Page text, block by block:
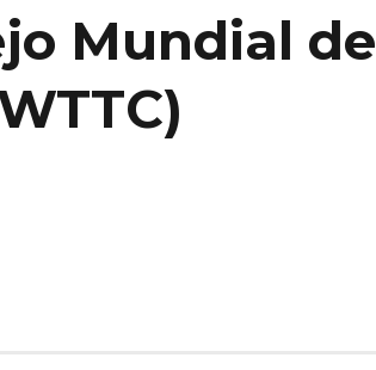
Mundial de